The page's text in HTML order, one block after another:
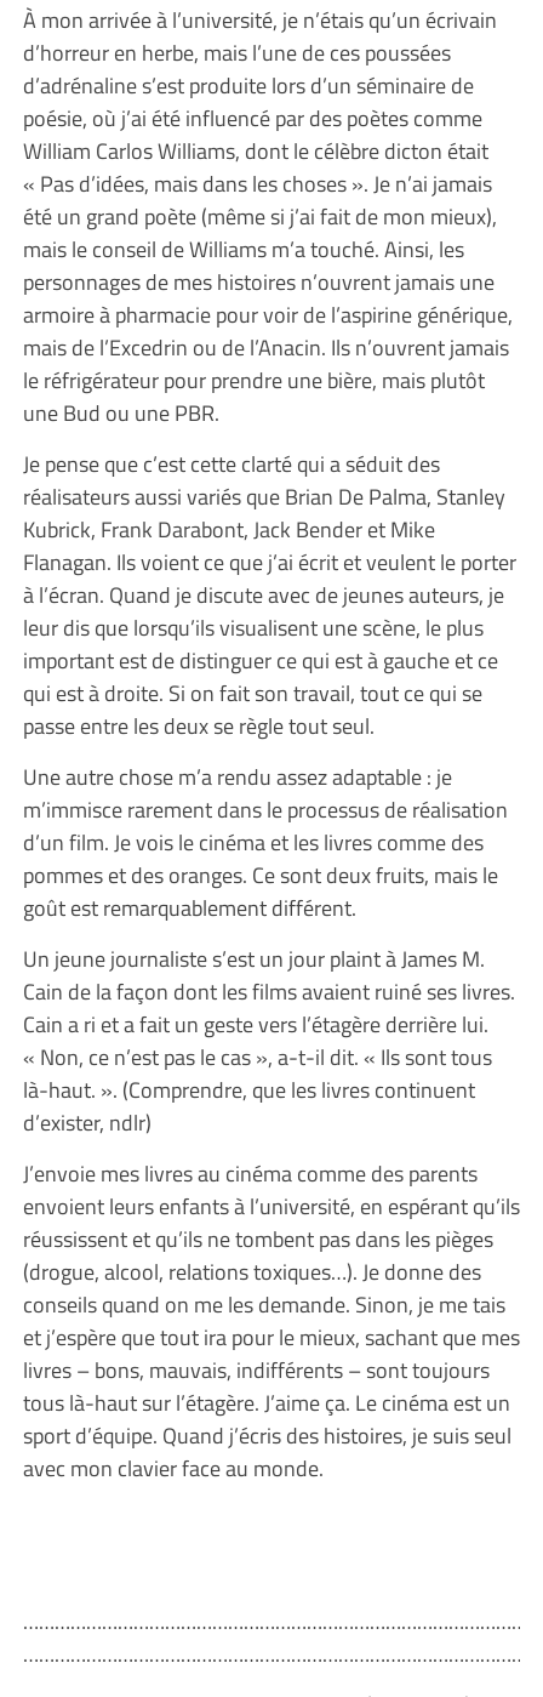
À mon arrivée à l’université, je n’étais qu’un écrivain
d’horreur en herbe, mais l’une de ces poussées
d’adrénaline s’est produite lors d’un séminaire de
poésie, où j’ai été influencé par des poètes comme
William Carlos Williams, dont le célèbre dicton était
« Pas d’idées, mais dans les choses ». Je n’ai jamais
été un grand poète (même si j’ai fait de mon mieux),
mais le conseil de Williams m’a touché. Ainsi, les
personnages de mes histoires n’ouvrent jamais une
armoire à pharmacie pour voir de l’aspirine générique,
mais de l’Excedrin ou de l’Anacin. Ils n’ouvrent jamais
le réfrigérateur pour prendre une bière, mais plutôt
une Bud ou une PBR.
Je pense que c’est cette clarté qui a séduit des
réalisateurs aussi variés que Brian De Palma, Stanley
Kubrick, Frank Darabont, Jack Bender et Mike
Flanagan. Ils voient ce que j’ai écrit et veulent le porter
à l’écran. Quand je discute avec de jeunes auteurs, je
leur dis que lorsqu’ils visualisent une scène, le plus
important est de distinguer ce qui est à gauche et ce
qui est à droite. Si on fait son travail, tout ce qui se
passe entre les deux se règle tout seul.
Une autre chose m’a rendu assez adaptable : je
m’immisce rarement dans le processus de réalisation
d’un film. Je vois le cinéma et les livres comme des
pommes et des oranges. Ce sont deux fruits, mais le
goût est remarquablement différent.
Un jeune journaliste s’est un jour plaint à James M.
Cain de la façon dont les films avaient ruiné ses livres.
Cain a ri et a fait un geste vers l’étagère derrière lui.
« Non, ce n’est pas le cas », a-t-il dit. « Ils sont tous
là-haut. ». (Comprendre, que les livres continuent
d’exister, ndlr)
J’envoie mes livres au cinéma comme des parents
envoient leurs enfants à l’université, en espérant qu’ils
réussissent et qu’ils ne tombent pas dans les pièges
(drogue, alcool, relations toxiques…). Je donne des
conseils quand on me les demande. Sinon, je me tais
et j’espère que tout ira pour le mieux, sachant que mes
livres – bons, mauvais, indifférents – sont toujours
tous là-haut sur l’étagère. J’aime ça. Le cinéma est un
sport d’équipe. Quand j’écris des histoires, je suis seul
avec mon clavier face au monde.